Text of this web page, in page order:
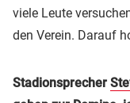
viele Leute
den Verein. Darauf
Stadionsprecher